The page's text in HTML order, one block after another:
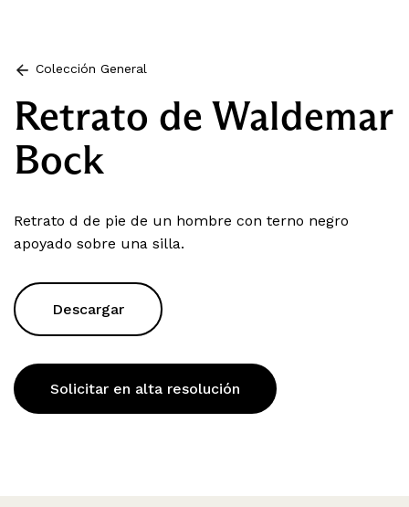
Colección General
Retrato de Waldemar
Bock
Retrato d de pie de un hombre con terno negro
apoyado sobre una silla.
Descargar
Solicitar en alta resolución